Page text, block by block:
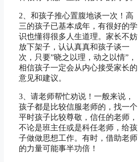
2、和孩子推心置腹地谈一次！高
三的孩子已基本成年，有很好的学
识也懂得很多人生道理。家长不妨
放下架子，认认真真和孩子谈一
次，只要”晓之以理，动之以情”，
相信孩子一定会从内心接受家长的
意见和建议。
3、请老师帮忙劝说！一般来说，
孩子都是比较信服老师的，找一个
平时孩子比较尊敬，信任的老师，
不论是班主任或是科任老师，给孩
子做做思想工作。有时，借助老师
的力量可能事半功倍！